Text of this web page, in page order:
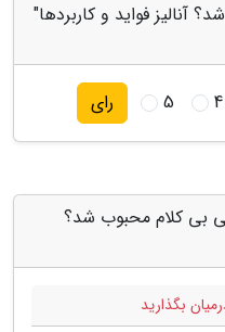
آنالیز فواید و کاربردها"
4
5 رای
بی کلام محبوب شد؟
بگذارید